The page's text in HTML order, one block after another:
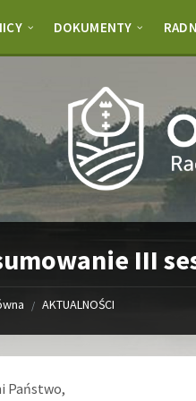
DOKUMENTY
III
/ AKTUALNOŚCI
Państwo,